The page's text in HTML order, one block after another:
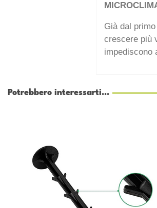
Già dal
crescere più
impediscono
Potrebbero interessarti...